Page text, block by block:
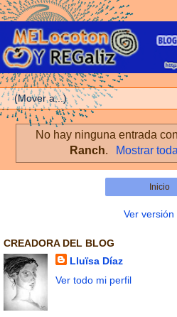
No hay ninguna entrada
Ranch. Mostrar
Inicio
Ver versión
CREADORA DEL BLOG
Lluïsa Díaz
Ver todo mi perfil